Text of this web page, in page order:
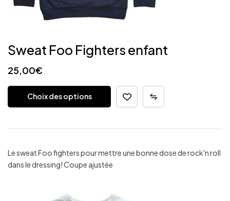
Sweat Foo Fighters enfant
25,00€
Choix des options
Le sweat Foo fighters pour mettre une bonne dose de rock'n roll
dans le dressing! Coupe ajustée